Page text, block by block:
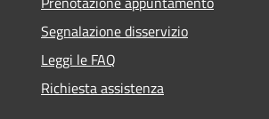
Segnalazione disservizio
Leggi le FAQ
Richiesta assistenza